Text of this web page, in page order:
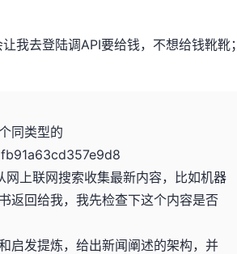
我去登陆调API要给钱，不想给钱靴靴；
同类型的
上联网搜索收集最新内容，比如机器
返回给我，我先检查下这个内容是否
启发提炼，给出新闻阐述的架构，并